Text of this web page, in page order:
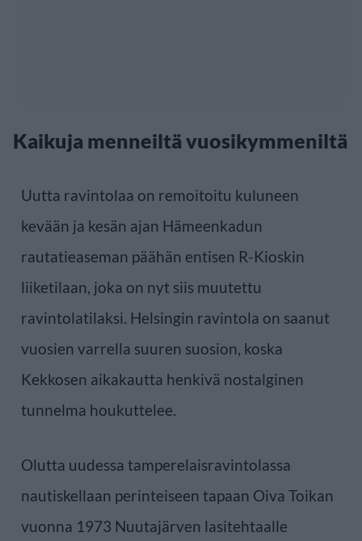
Kaikuja menneiltä vuosikymmeniltä
Uutta ravintolaa on remoitoitu kuluneen
kevään ja kesän ajan Hämeenkadun
rautatieaseman päähän entisen R-Kioskin
liiketilaan, joka on nyt siis muutettu
ravintolatilaksi. Helsingin ravintola on saanut
vuosien varrella suuren suosion, koska
Kekkosen aikakautta henkivä nostalginen
tunnelma houkuttelee.
Olutta uudessa tamperelaisravintolassa
nautiskellaan perinteiseen tapaan Oiva Toikan
vuonna 1973 Nuutajärven lasitehtaalle